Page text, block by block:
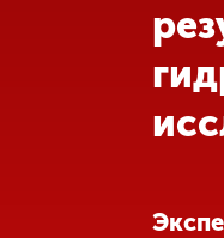
Международная
деятельность
Другие виды